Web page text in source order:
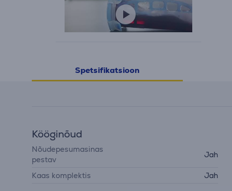
Spetsifikatsioon
Kööginõud
Nõudepesumasinas
pestav
Jah
Kaas komplektis Jah